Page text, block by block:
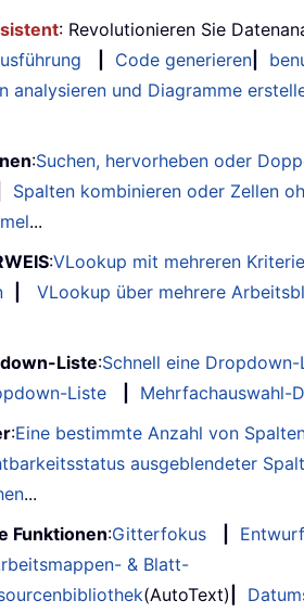
: Revolutionieren Sie
Code generieren
analysieren und Diagramme
:Suchen, hervorheben oder
Spalten kombinieren oder Zellen
...
:VLookup mit mehreren
VLookup über mehrere
Liste:Schnell eine
Liste
Mehrfachauswahl-
:Eine bestimmte Anzahl von
ausgeblendeter
...
Funktionen:Gitterfokus
Entwurf
& Blatt-
(AutoText)